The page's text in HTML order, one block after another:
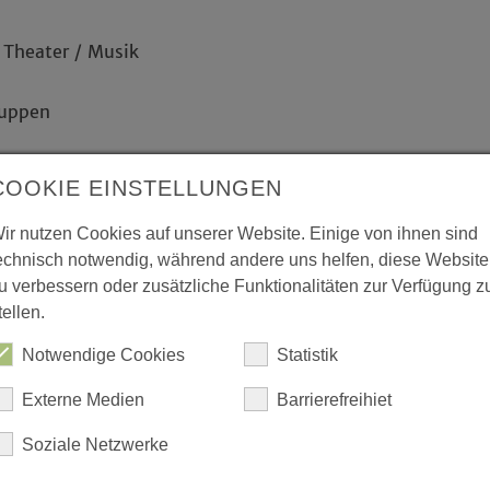
/ Musik
dortmund.ekvw.de
Chor Dortmund lädt zum
einem besonderen Konzertprojekt ein:
Chorkonzert, Sonntag, 20. September
stehen internationale,
Lieder aus verschiedenen Ländern und
rhythmisch, eingängig, besinnlich und
EINSTELLUNGEN
nutzen Cookies auf unserer Website. Einige von ihnen sind
notwendig, während andere uns helfen, diese Website
verbessern oder zusätzliche Funktionalitäten zur Verfügung
Notwendige Cookies Statistik
Externe Medien Barrierefreihiet
Soziale Netzwerke